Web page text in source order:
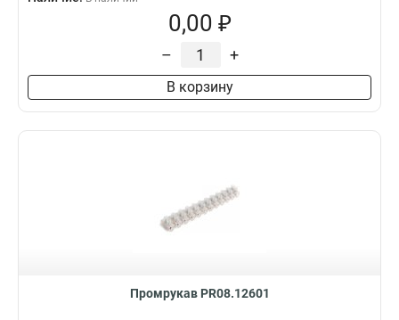
0,00 ₽
– +
В корзину
Промрукав PR08.12601